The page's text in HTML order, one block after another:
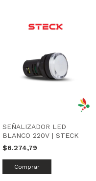
SEÑALIZADOR LED
BLANCO 220V | STECK
$6.274,79